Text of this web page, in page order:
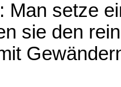
Man setze
sie den